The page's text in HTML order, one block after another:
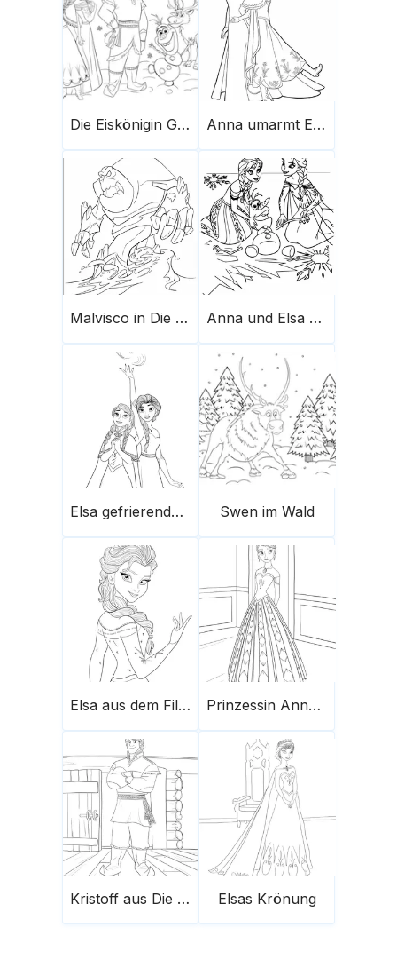
Die Eiskönigin Geschichte Anna umarmt Elsa
Malvisco in Die Eiskönigin Anna und Elsa mit Olaf
Elsa gefrierende Kräfte Swen im Wald
Elsa aus dem Film Die Eiskönigin Prinzessin Anna aus Die Eiskönigin
Kristoff aus Die Eiskönigin Elsas Krönung